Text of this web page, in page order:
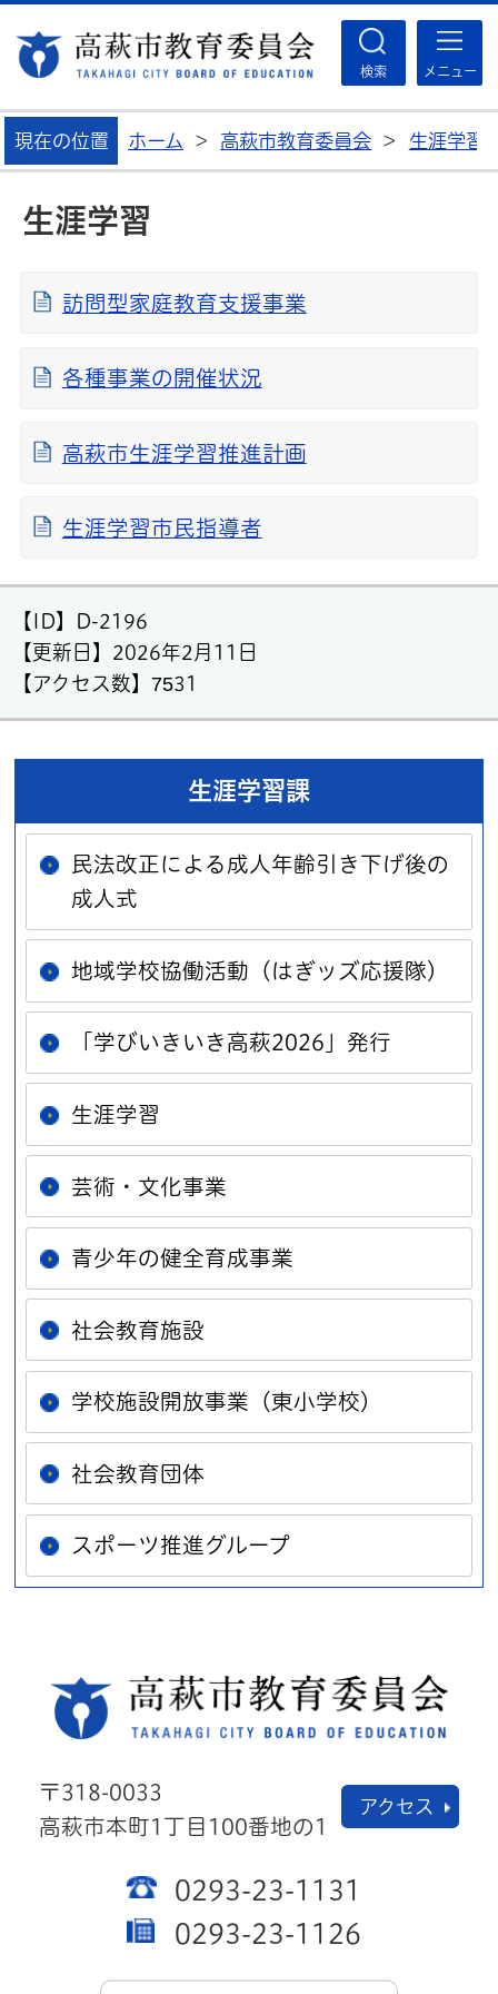
検索 メニュー
現在の位置 ホーム > 高萩市教育委員会 > 生涯学習
生涯学習
訪問型家庭教育支援事業
各種事業の開催状況
高萩市生涯学習推進計画
生涯学習市民指導者
【ID】
D-2196
【更新日】 2026年2月11日
【アクセス数】 7531
生涯学習課
民法改正による成人年齢引き下げ後の
成人式
地域学校協働活動（はぎッズ応援隊）
「学びいきいき高萩2026」発行
生涯学習
芸術・文化事業
青少年の健全育成事業
社会教育施設
学校施設開放事業（東小学校）
社会教育団体
スポーツ推進グループ
〒318-0033
高萩市本町1丁目100番地の1
アクセス
0293-23-1131
0293-23-1126